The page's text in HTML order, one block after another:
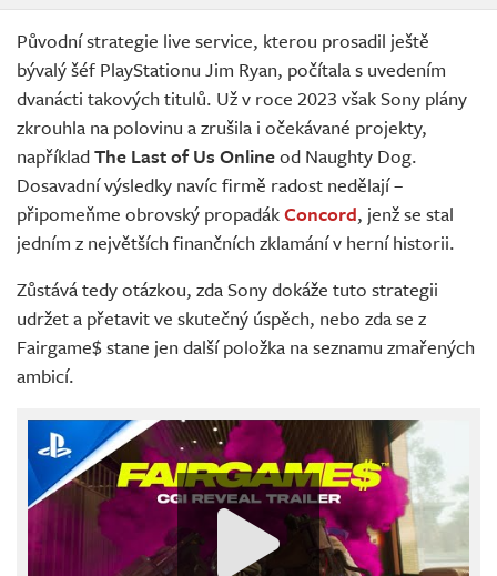
Původní strategie live service, kterou prosadil ještě
bývalý šéf PlayStationu Jim Ryan, počítala s uvedením
dvanácti takových titulů. Už v roce 2023 však Sony plány
zkrouhla na polovinu a zrušila i očekávané projekty,
napříkladThe Last of Us Onlineod Naughty Dog.
Dosavadní výsledky navíc firmě radost nedělají –
připomeňme obrovský propadákConcord, jenž se stal
jedním z největších finančních zklamání v herní historii.
Zůstává tedy otázkou, zda Sony dokáže tuto strategii
udržet a přetavit ve skutečný úspěch, nebo zda se z
Fairgame$ stane jen další položka na seznamu zmařených
ambicí.